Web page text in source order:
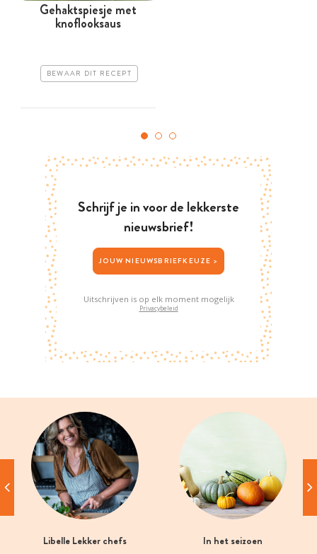
Gehaktspiesje met
knoflooksaus
BEWAAR DIT RECEPT
Schrijf je in voor de lekkerste
nieuwsbrief!
JOUW NIEUWSBRIEFKEUZE >
Uitschrijven is op elk moment mogelijk
Privacybeleid
Libelle Lekker chefs In het seizoen